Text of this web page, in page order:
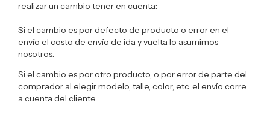
realizar un cambio tener en cuenta:
Si el cambio es por defecto de producto o error en el
envío el costo de envío de ida y vuelta lo asumimos
nosotros.
Si el cambio es por otro producto, o por error de parte del
comprador al elegir modelo, talle, color, etc. el envío corre
a cuenta del cliente.